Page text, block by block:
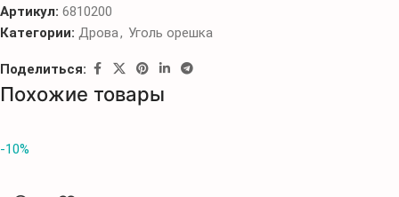
Артикул: 6810200
Категории: Дрова, Уголь орешка
Поделиться:
Похожие товары
-10%